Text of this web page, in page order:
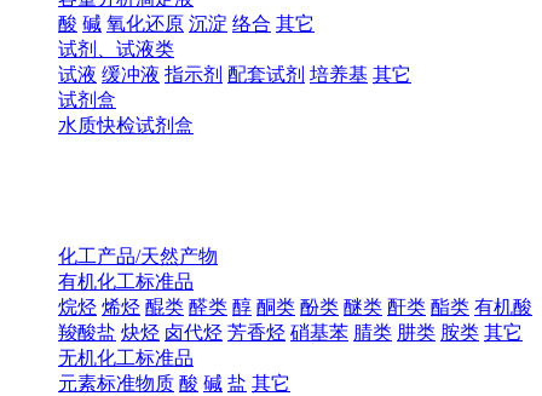
酸 碱 氧化还原 沉淀 络合 其它
试剂、试液类
试液 缓冲液 指示剂 配套试剂 培养基 其它
试剂盒
水质快检试剂盒
化工产品/天然产物
有机化工标准品
烷烃 烯烃 醌类 醛类 醇 酮类 酚类 醚类 酐类 酯类 有机酸
羧酸盐 炔烃 卤代烃 芳香烃 硝基苯 腈类 肼类 胺类 其它
无机化工标准品
元素标准物质 酸 碱 盐 其它